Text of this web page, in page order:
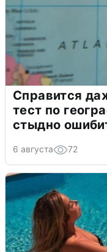
Справится
тест по
стыдно
6 августа 72